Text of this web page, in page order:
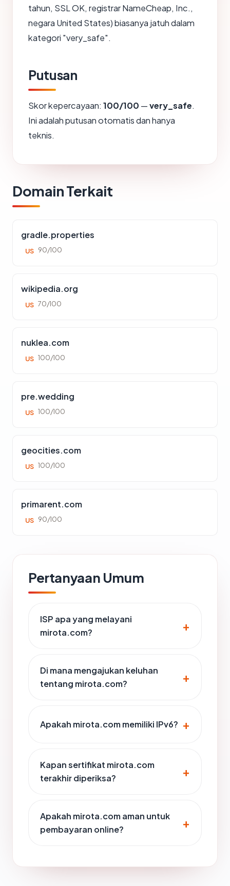
tahun, SSL OK, registrar NameCheap, Inc.,
negara United States) biasanya jatuh dalam
kategori "very_safe".
Putusan
Skor kepercayaan: 100/100 —very_safe.
Ini adalah putusan otomatis dan hanya
teknis.
Domain Terkait
gradle.properties
US 90/100
wikipedia.org
US 70/100
nuklea.com
US 100/100
pre.wedding
US 100/100
geocities.com
US 100/100
primarent.com
US 90/100
Pertanyaan Umum
ISP apa yang melayani
mirota.com?
Di mana mengajukan keluhan
tentang mirota.com?
Apakah mirota.com memiliki IPv6?
Kapan sertifikat mirota.com
terakhir diperiksa?
Apakah mirota.com aman untuk
pembayaran online?